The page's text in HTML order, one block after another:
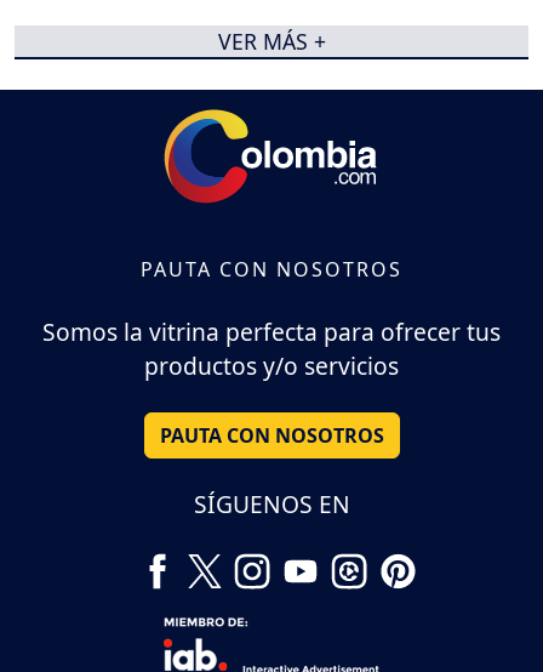
VER MÁS +
PAUTA CON NOSOTROS
Somos la vitrina perfecta para ofrecer tus
productos y/o servicios
PAUTA CON NOSOTROS
SÍGUENOS EN